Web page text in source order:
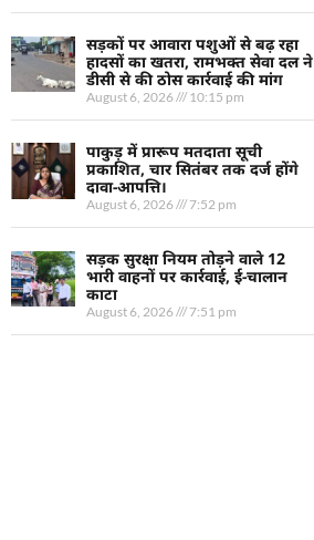
सड़कों पर आवारा पशुओं से बढ़ रहा
हादसों का खतरा, रामभक्त सेवा दल ने
डीसी से की ठोस कार्रवाई की मांग
August 6, 2026 10:15 pm
पाकुड़ में प्रारूप मतदाता सूची
प्रकाशित, चार सितंबर तक दर्ज होंगे
दावा-आपत्ति।
August 6, 2026 7:52 pm
सड़क सुरक्षा नियम तोड़ने वाले 12
भारी वाहनों पर कार्रवाई, ई-चालान
काटा
August 6, 2026 7:51 pm